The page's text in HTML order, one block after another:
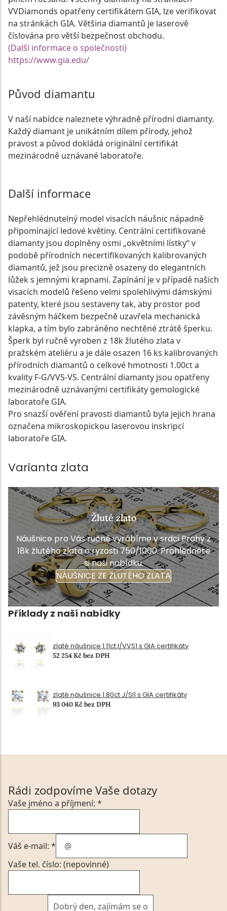
VVDiamonds opatřeny certifikátem GIA, lze verifikovat
na stránkách GIA. Většina diamantů je laserově
číslována pro větší bezpečnost obchodu.
(Další informace o společnosti)
https://www.gia.edu/
Původ diamantu
V naší nabídce naleznete výhradně přírodní diamanty.
Každý diamant je unikátním dílem přírody, jehož
pravost a původ dokládá originální certifikát
mezinárodně uznávané laboratoře.
Další informace
Nepřehlédnutelný model visacích náušnic nápadně
připomínající ledové květiny. Centrální certifikované
diamanty jsou doplněny osmi „okvětními lístky“ v
podobě přírodních necertifikovaných kalibrovaných
diamantů, jež jsou precizně osazeny do elegantních
lůžek s jemnými krapnami. Zapínání je v případě našich
visacích modelů řešeno velmi spolehlivými dámskými
patenty, které jsou sestaveny tak, aby prostor pod
závěsným háčkem bezpečně uzavřela mechanická
klapka, a tím bylo zabráněno nechtěné ztrátě šperku.
Šperk byl ručně vyroben z 18k žlutého zlata v
pražském ateliéru a je dále osazen 16 ks kalibrovaných
přírodních diamantů o celkové hmotnosti 1.00ct a
kvality F-G/VVS-VS. Centrální diamanty jsou opatřeny
mezinárodně uznávanými certifikáty gemologické
laboratoře GIA.
Pro snazší ověření pravosti diamantů byla jejich hrana
označena mikroskopickou laserovou inskripcí
laboratoře GIA.
Varianta zlata
Žluté zlato
Náušnice pro Vás ručně vyrábíme v srdci Prahy z
18k žlutého zlata o ryzosti 750/1000. Prohlédněte
si naši nabídku.
NÁUŠNICE ZE ŽLUTÉHO ZLATA
Příklady z naší nabídky
zlaté náušnice 1.11ct I/VVS1 s GIA certifikáty
52 254 Kč bez DPH
zlaté náušnice 1.80ct J/SI1 s GIA certifikáty
93 040 Kč bez DPH
Rádi zodpovíme Vaše dotazy
Vaše jméno a příjmení: *
Váš e-mail: *
Vaše tel. číslo: (nepovinné)